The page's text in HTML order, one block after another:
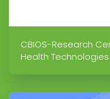
CBIOS-Research
Health Technologies